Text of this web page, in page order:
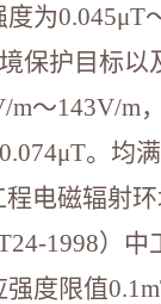
为0.045μT
保护目标以
m～143V/m
。均
程电磁辐射
1998）中
度限值